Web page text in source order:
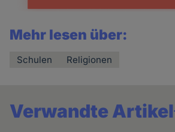
Mehr lesen über:
Schulen Religionen
Verwandte Artikel